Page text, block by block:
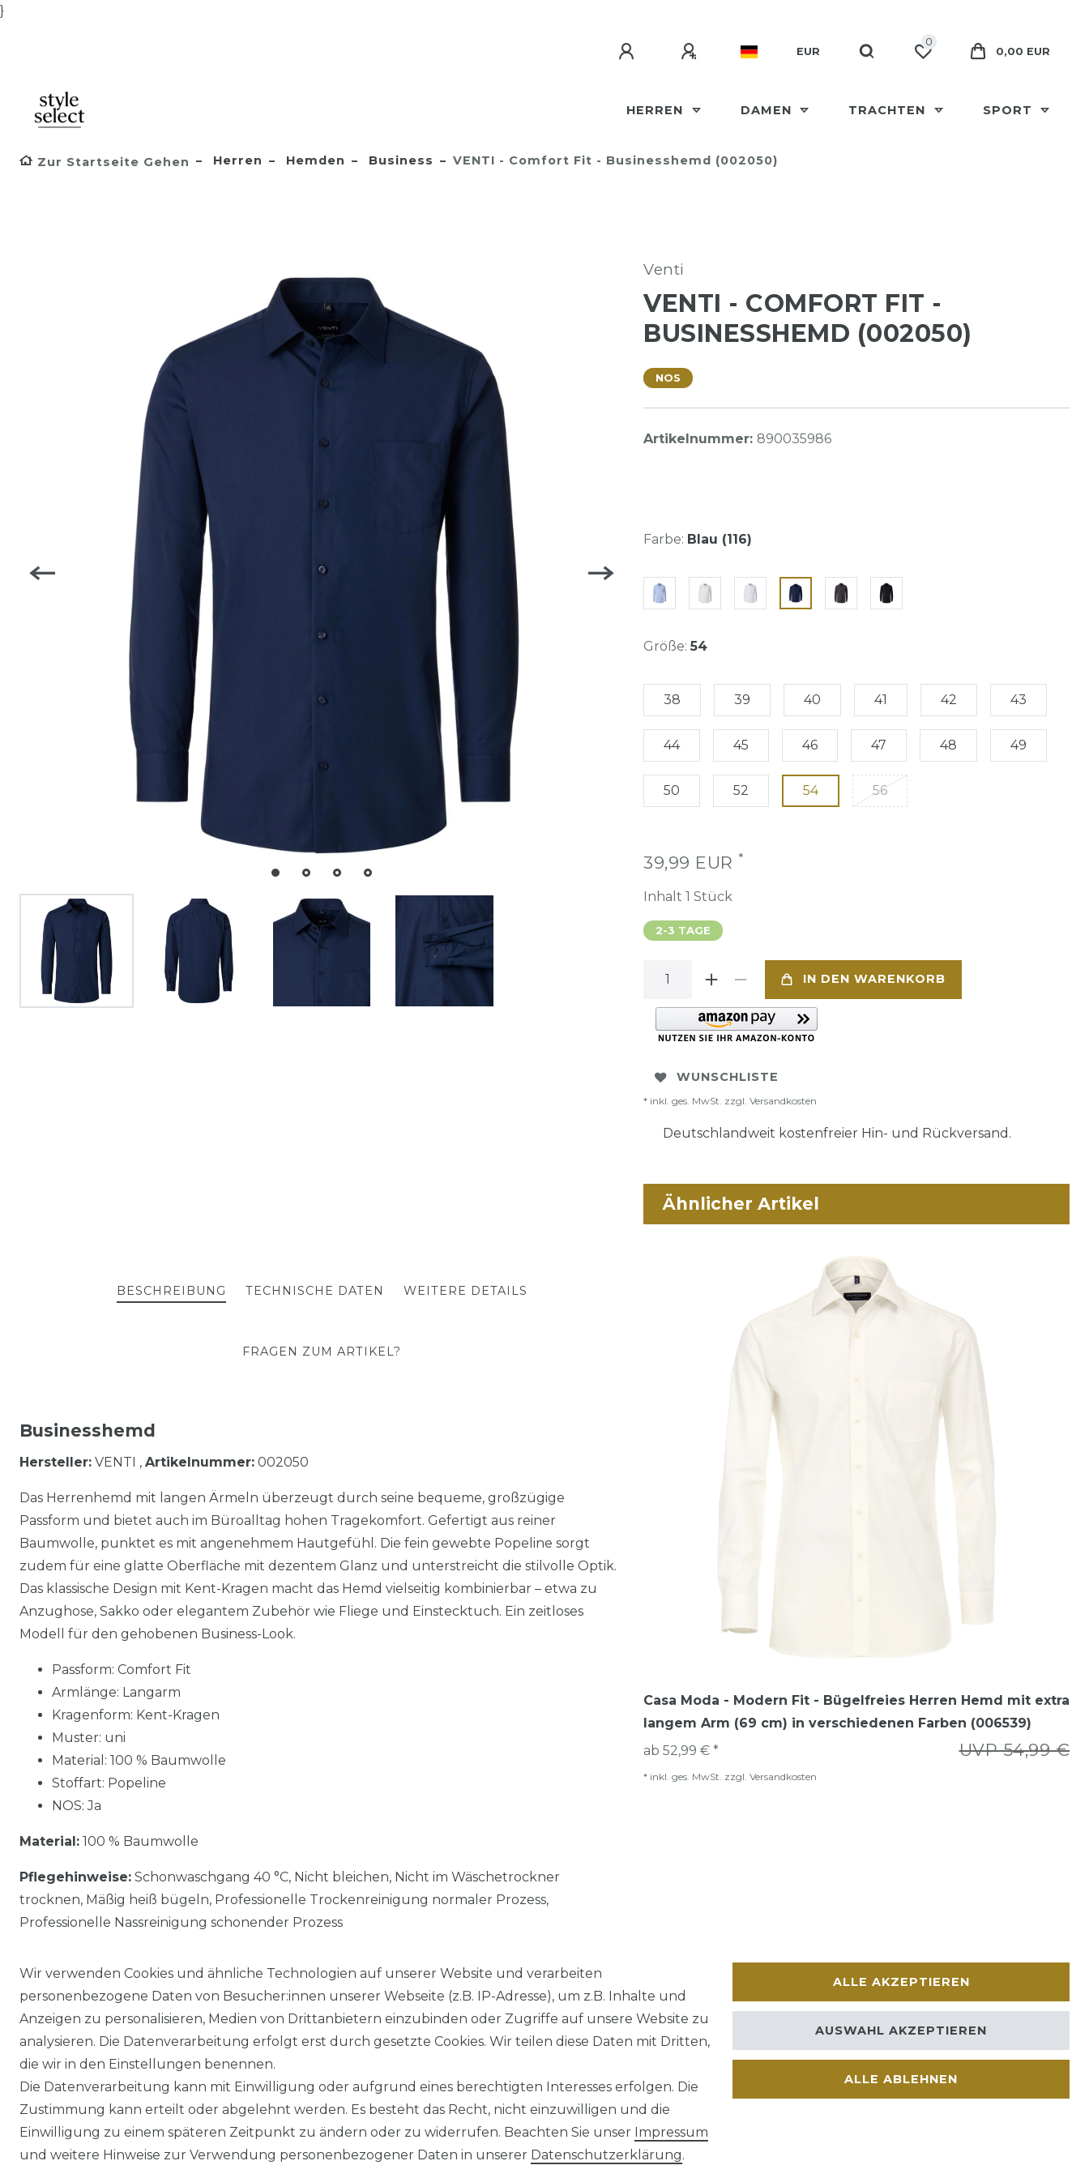
}
EUR
0
0,00 EUR
HERREN DAMEN TRACHTEN SPORT
Zur Startseite Gehen Herren Hemden Business VENTI - Comfort Fit - Businesshemd (002050)
Venti
VENTI - COMFORT FIT -
BUSINESSHEMD (002050)
NOS
Artikelnummer: 890035986
Farbe: Blau (116)
Größe: 54
38 39 40 41 42 43
44 45 46 47 48 49
50 52 54 56
39,99 EUR *
Inhalt 1 Stück
2-3 TAGE
IN DEN WARENKORB
WUNSCHLISTE
* inkl. ges. MwSt. zzgl. Versandkosten
Deutschlandweit kostenfreier Hin- und Rückversand.
BESCHREIBUNG TECHNISCHE DATEN WEITERE DETAILS
FRAGEN ZUM ARTIKEL?
Businesshemd
Hersteller: VENTI , Artikelnummer: 002050
Das Herrenhemd mit langen Ärmeln überzeugt durch seine bequeme, großzügige
Passform und bietet auch im Büroalltag hohen Tragekomfort. Gefertigt aus reiner
Baumwolle, punktet es mit angenehmem Hautgefühl. Die fein gewebte Popeline sorgt
zudem für eine glatte Oberfläche mit dezentem Glanz und unterstreicht die stilvolle Optik.
Das klassische Design mit Kent-Kragen macht das Hemd vielseitig kombinierbar – etwa zu
Anzughose, Sakko oder elegantem Zubehör wie Fliege und Einstecktuch. Ein zeitloses
Modell für den gehobenen Business-Look.
Passform: Comfort Fit
Armlänge: Langarm
Kragenform: Kent-Kragen
Muster: uni
Material: 100 % Baumwolle
Stoffart: Popeline
NOS: Ja
Material: 100 % Baumwolle
Pflegehinweise: Schonwaschgang 40 °C, Nicht bleichen, Nicht im Wäschetrockner
trocknen, Mäßig heiß bügeln, Professionelle Trockenreinigung normaler Prozess,
Professionelle Nassreinigung schonender Prozess
Ähnlicher Artikel
Casa Moda - Modern Fit - Bügelfreies Herren Hemd mit extra
langem Arm (69 cm) in verschiedenen Farben (006539)
UVP 54,99 €
ab 52,99 € *
* inkl. ges. MwSt. zzgl. Versandkosten
Impressum Daten­schutz­erklärung AGB Barrierefreiheitserklärung Widerrufs­recht
Wir verwenden Cookies und ähnliche Technologien auf unserer Website und verarbeiten
personenbezogene Daten von Besucher:innen unserer Webseite (z.B. IP-Adresse), um z.B. Inhalte und
Anzeigen zu personalisieren, Medien von Drittanbietern einzubinden oder Zugriffe auf unsere Website zu
analysieren. Die Datenverarbeitung erfolgt erst durch gesetzte Cookies. Wir teilen diese Daten mit Dritten,
die wir in den Einstellungen benennen.
Die Datenverarbeitung kann mit Einwilligung oder aufgrund eines berechtigten Interesses erfolgen. Die
Zustimmung kann erteilt oder abgelehnt werden. Es besteht das Recht, nicht einzuwilligen und die
Einwilligung zu einem späteren Zeitpunkt zu ändern oder zu widerrufen. Beachten Sie unser Impressum
und weitere Hinweise zur Verwendung personenbezogener Daten in unserer Daten­schutz­erklärung.
ALLE AKZEPTIEREN
ALLE ABLEHNEN
AUSWAHL AKZEPTIEREN